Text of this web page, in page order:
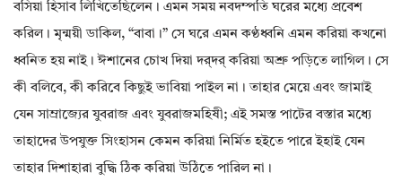
বসিয়া হিসাব লিখিতেছিলেন। এমন সময় নবদম্পতি ঘরের মধ্যে প্রবেশ
করিল। মৃন্ময়ী ডাকিল, “বাবা।” সে ঘরে এমন কণ্ঠধ্বনি এমন করিয়া কখনো
ধ্বনিত হয় নাই। ঈশানের চোখ দিয়া দর্‌দর্ করিয়া অশ্রু পড়িতে লাগিল। সে
কী বলিবে, কী করিবে কিছুই ভাবিয়া পাইল না। তাহার মেয়ে এবং জামাই
যেন সাম্রাজ্যের যুবরাজ এবং যুবরাজমহিষী; এই সমস্ত পাটের বস্তার মধ্যে
তাহাদের উপযুক্ত সিংহাসন কেমন করিয়া নির্মিত হইতে পারে ইহাই যেন
তাহার দিশাহারা বুদ্ধি ঠিক করিয়া উঠিতে পারিল না।